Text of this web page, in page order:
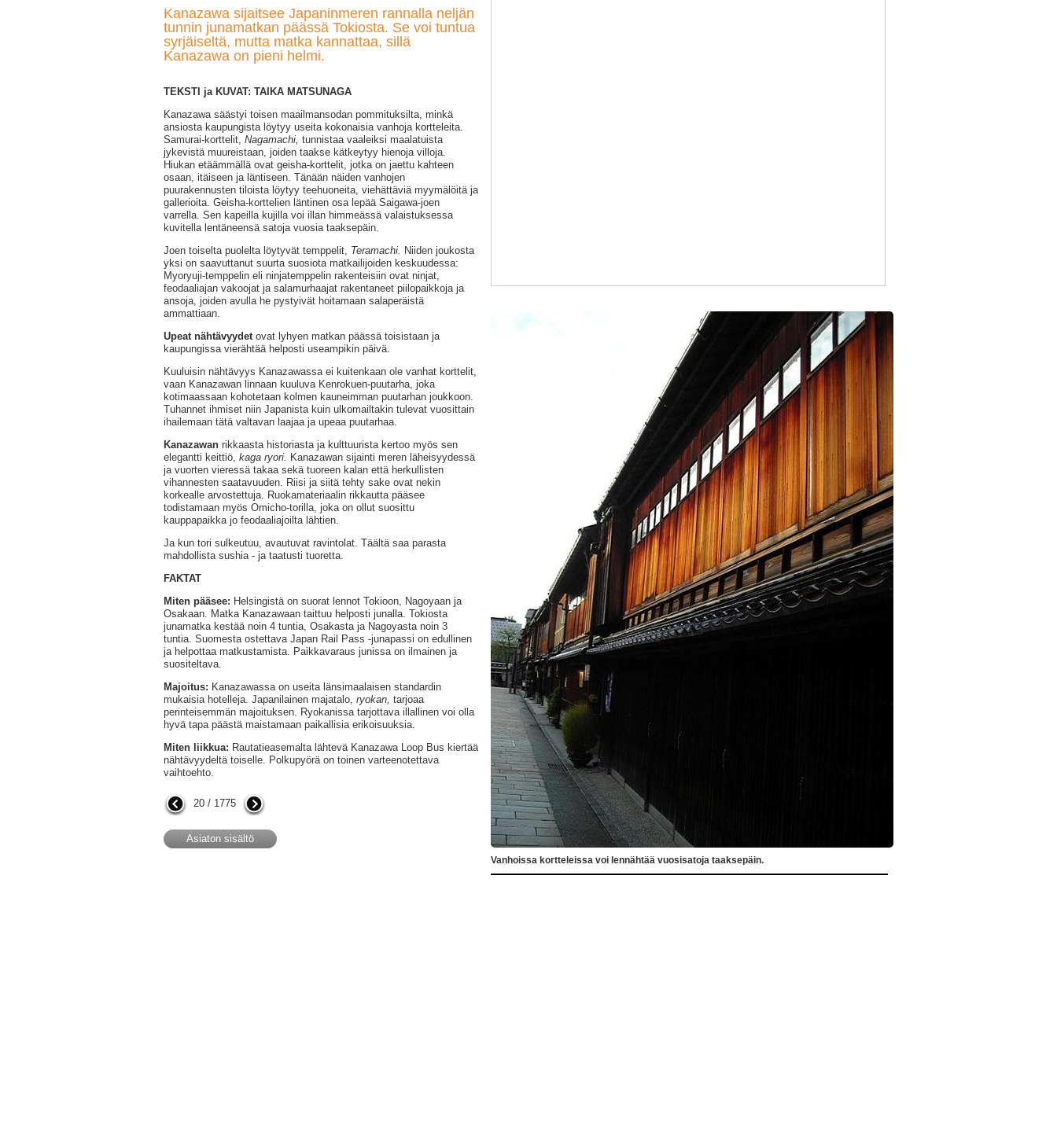
Kanazawa sijaitsee Japaninmeren rannalla neljän
tunnin junamatkan päässä Tokiosta. Se voi tuntua
syrjäiseltä, mutta matka kannattaa, sillä
Kanazawa on pieni helmi.
TEKSTI ja KUVAT: TAIKA MATSUNAGA
Kanazawa säästyi toisen maailmansodan pommituksilta, minkä
ansiosta kaupungista löytyy useita kokonaisia vanhoja kortteleita.
Samurai-korttelit, Nagamachi, tunnistaa vaaleiksi maalatuista
jykevistä muureistaan, joiden taakse kätkeytyy hienoja villoja.
Hiukan etäämmällä ovat geisha-korttelit, jotka on jaettu kahteen
osaan, itäiseen ja läntiseen. Tänään näiden vanhojen
puurakennusten tiloista löytyy teehuoneita, viehättäviä myymälöitä ja
gallerioita. Geisha-korttelien läntinen osa lepää Saigawa-joen
varrella. Sen kapeilla kujilla voi illan himmeässä valaistuksessa
kuvitella lentäneensä satoja vuosia taaksepäin.
Joen toiselta puolelta löytyvät temppelit, Teramachi. Niiden joukosta
yksi on saavuttanut suurta suosiota matkailijoiden keskuudessa:
Myoryuji-temppelin eli ninjatemppelin rakenteisiin ovat ninjat,
feodaaliajan vakoojat ja salamurhaajat rakentaneet piilopaikkoja ja
ansoja, joiden avulla he pystyivät hoitamaan salaperäistä
ammattiaan.
Upeat nähtävyydet ovat lyhyen matkan päässä toisistaan ja
kaupungissa vierähtää helposti useampikin päivä.
Kuuluisin nähtävyys Kanazawassa ei kuitenkaan ole vanhat korttelit,
vaan Kanazawan linnaan kuuluva Kenrokuen-puutarha, joka
kotimaassaan kohotetaan kolmen kauneimman puutarhan joukkoon.
Tuhannet ihmiset niin Japanista kuin ulkomailtakin tulevat vuosittain
ihailemaan tätä valtavan laajaa ja upeaa puutarhaa.
Kanazawan rikkaasta historiasta ja kulttuurista kertoo myös sen
elegantti keittiö, kaga ryori. Kanazawan sijainti meren läheisyydessä
ja vuorten vieressä takaa sekä tuoreen kalan että herkullisten
vihannesten saatavuuden. Riisi ja siitä tehty sake ovat nekin
korkealle arvostettuja. Ruokamateriaalin rikkautta pääsee
todistamaan myös Omicho-torilla, joka on ollut suosittu
kauppapaikka jo feodaaliajoilta lähtien.
Ja kun tori sulkeutuu, avautuvat ravintolat. Täältä saa parasta
mahdollista sushia - ja taatusti tuoretta.
FAKTAT
Miten pääsee: Helsingistä on suorat lennot Tokioon, Nagoyaan ja
Osakaan. Matka Kanazawaan taittuu helposti junalla. Tokiosta
junamatka kestää noin 4 tuntia, Osakasta ja Nagoyasta noin 3
tuntia. Suomesta ostettava Japan Rail Pass -junapassi on edullinen
ja helpottaa matkustamista. Paikkavaraus junissa on ilmainen ja
suositeltava.
Majoitus: Kanazawassa on useita länsimaalaisen standardin
mukaisia hotelleja. Japanilainen majatalo, ryokan, tarjoaa
perinteisemmän majoituksen. Ryokanissa tarjottava illallinen voi olla
hyvä tapa päästä maistamaan paikallisia erikoisuuksia.
Miten liikkua: Rautatieasemalta lähtevä Kanazawa Loop Bus kiertää
nähtävyydeltä toiselle. Polkupyörä on toinen varteenotettava
vaihtoehto.
20 / 1775
Asiaton sisältö
Vanhoissa kortteleissa voi lennähtää vuosisatoja taaksepäin.